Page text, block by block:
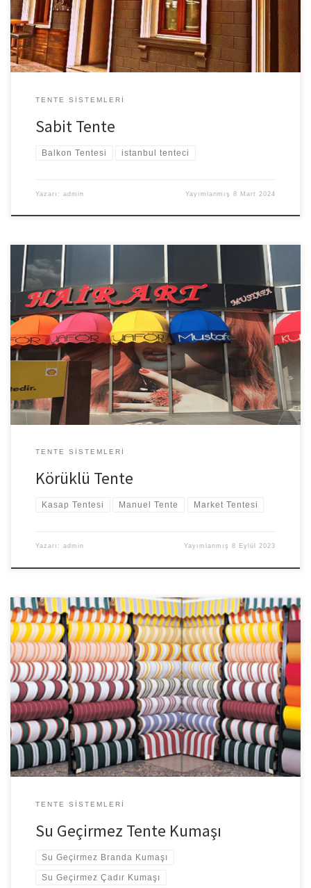
Kumaş Seçenekleri mevcuttur. Detaylı bilgi ve fiyat bilgisi için
iletişime geçiniz. Tüm il ilçe semt ve mahallelerde […]
TENTE SISTEMLERI
Sabit Tente
Balkon Tentesi istanbul tenteci
Yazarı: admin Yayımlanmış8 Mart 2024
Körüklü Tente Körüklü tentelerin kurulumu ve kullanıma kolay tente
modellerinden sadece biridir. Tente Sistemi Akordeon Şeklinde
Açılıp Kapanmaktadır Diğer Tentelerde Farkı yan kısımlar Kapalı
olduğundan Güneş ve Yağmur gelmesini Engeller kullanıldığı
alanlarda şık Dizaynı ve Tasarımıyla bulunduğu alana ayrı bir
Görsellik katar. Körüklü Sisteminin Saçak Modeli Deniz dalgası
modeli veya […]
TENTE SISTEMLERI
Körüklü Tente
Kasap Tentesi Manuel Tente Market Tentesi
Yazarı: admin Yayımlanmış8 Eylül 2023
Su Geçirmez Tente Kumaşı Su Geçirmez ve Güneş
Geçirmez Branda Kumaşı ve Alev Yürütmez Tenteler gerildikleri
ortamları çeşitli dış etkilerden koruyarak amaca uygun dizayn
edilmiş branda kumaşlarla örtülü mekanizmalardır. Çok çeşitli
formlarda üretilmeleri ve tasarlanmaları mümkündür. Çadırlar veya
organizasyon alanları ve araç koruyucuları gibi oldukça farklı
amaçlara hizmet edecek tente kumaşları ile size özel […]
TENTE SISTEMLERI
Su Geçirmez Tente Kumaşı
Su Geçirmez Branda Kumaşı
Su Geçirmez Çadır Kumaşı